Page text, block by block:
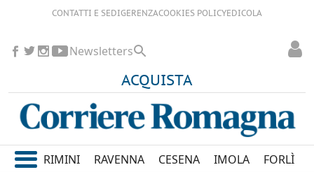
CONTATTI E SEDIGERENZACOOKIES POLICYEDICOLA
ACQUISTA
Newsletters
RIMINI RAVENNA CESENA IMOLA FORLÌ